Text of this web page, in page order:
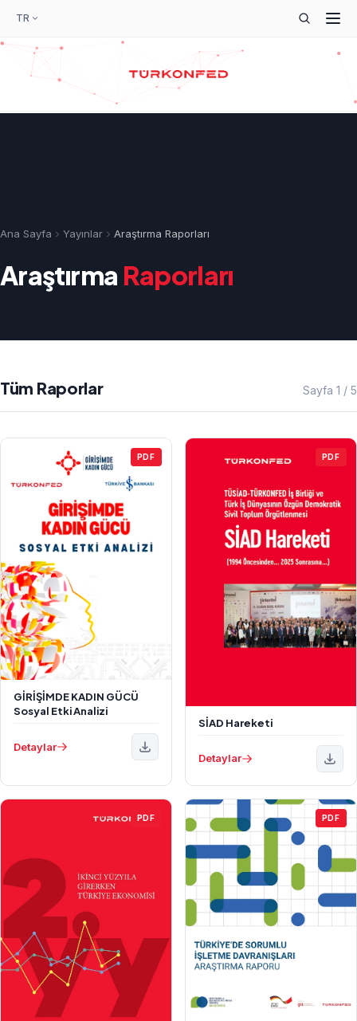
TR
Ana Sayfa Yayınlar Araştırma Raporları
Araştırma Raporları
Tüm Raporlar Sayfa 1 / 5
PDF
GİRİŞİMDE KADIN GÜCÜ
Sosyal Etki Analizi
Detaylar
PDF
SİAD Hareketi
Detaylar
PDF PDF